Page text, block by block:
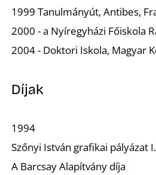
1999 Tanulmányút, Antibes,
2000 - a Nyíregyházi Főiskola
2004 - Doktori Iskola, Magyar
Díjak
1994
Szőnyi István grafikai pályázat
A Barcsay Alapítvány díja